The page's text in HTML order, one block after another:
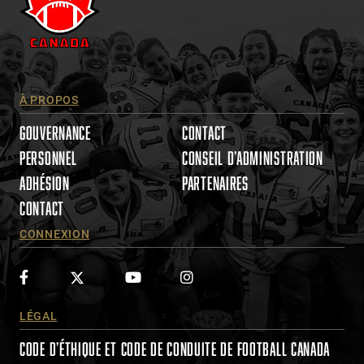
s
e
.
P
l
e
a
s
e
l
e
a
v
t
i
s
f
À PROPOS
GOUVERNANCE
PERSONNEL
ADHÉSION
CONTACT
CONTACT
CONSEIL D’ADMINISTRATION
PARTENAIRES
CONNEXION
LÉGAL
CODE D’ÉTHIQUE ET CODE DE CONDUITE DE FOOTBALL CANADA